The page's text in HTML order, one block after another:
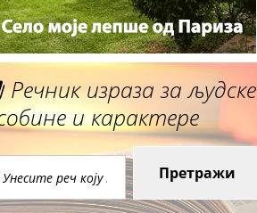
Речник израза за људске
и карактере
Претражи